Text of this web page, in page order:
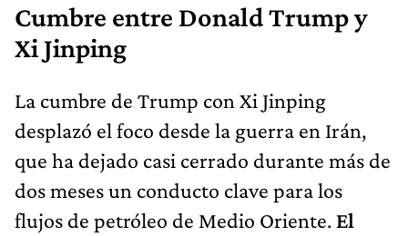
Cumbre entre Donald Trump y
Xi Jinping
La cumbre de Trump con Xi Jinping
desplazó el foco desde la guerra en Irán,
que ha dejado casi cerrado durante más de
dos meses un conducto clave para los
flujos de petróleo de Medio Oriente. El